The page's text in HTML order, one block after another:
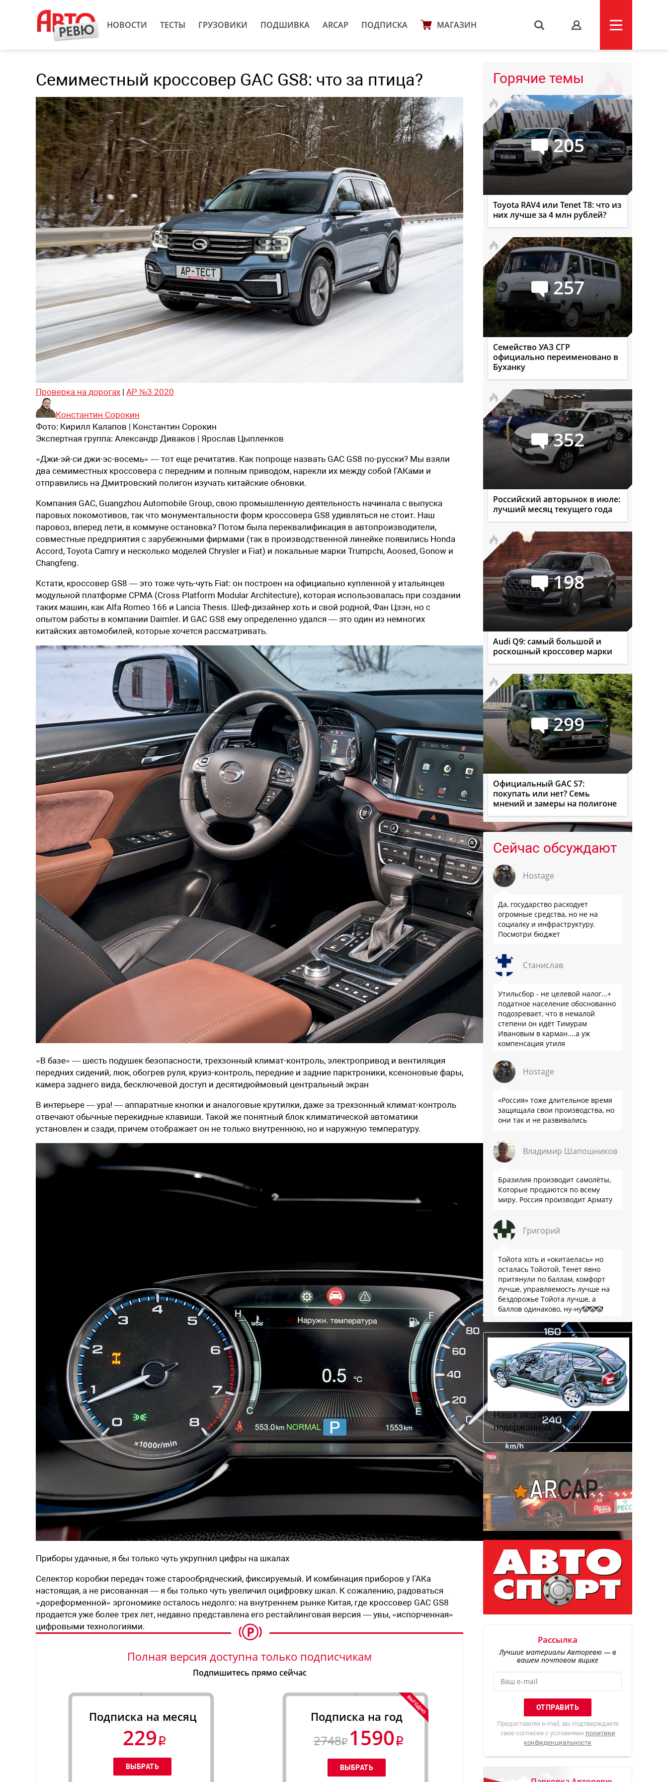
НОВОСТИ ТЕСТЫ ГРУЗОВИКИ ПОДШИВКА ARCAP ПОДПИСКА МАГАЗИН s
Семиместный кроссовер GAC GS8: что за птица?
Проверка на дорогах | АР №3 2020
Константин Сорокин
Фото: Кирилл Калапов | Константин Сорокин
Экспертная группа: Александр Диваков | Ярослав Цыпленков
«Джи-эй-си джи-эс-восемь» — тот еще речитатив. Как попроще назвать GAC GS8 по-русски? Мы взяли
два семиместных кроссовера с передним и полным приводом, нарекли их между собой ГАКами и
отправились на Дмитровский полигон изучать китайские обновки.
Компания GAC, Guangzhou Automobile Group, свою промышленную деятельность начинала с выпуска
паровых локомотивов, так что монументальности форм кроссовера GS8 удивляться не стоит. Наш
паровоз, вперед лети, в коммуне остановка? Потом была переквалификация в автопроизводители,
совместные предприятия с зарубежными фирмами (так в производственной линейке появились Honda
Accord, Toyota Camry и несколько моделей Chrysler и Fiat) и локальные марки Trumpchi, Aoosed, Gonow и
Changfeng.
Кстати, кроссовер GS8 — это тоже чуть-чуть Fiat: он построен на официально купленной у итальянцев
модульной платформе CPMA (Cross Platform Modular Architecture), которая использовалась при создании
таких машин, как Alfa Romeo 166 и Lancia Thesis. Шеф-дизайнер хоть и свой родной, Фан Цзэн, но с
опытом работы в компании Daimler. И GAC GS8 ему определенно удался — это один из немногих
китайских автомобилей, которые хочется рассматривать.
«В базе» — шесть подушек безопасности, трехзонный климат-контроль, электропривод и вентиляция
передних сидений, люк, обогрев руля, круиз-контроль, передние и задние парктроники, ксеноновые фары,
камера заднего вида, бесключевой доступ и десятидюймовый центральный экран
В интерьере — ура! — аппаратные кнопки и аналоговые крутилки, даже за трехзонный климат-контроль
отвечают обычные перекидные клавиши. Такой же понятный блок климатической автоматики
установлен и сзади, причем отображает он не только внутреннюю, но и наружную температуру.
Приборы удачные, я бы только чуть укрупнил цифры на шкалах
Селектор коробки передач тоже старообрядческий, фиксируемый. И комбинация приборов у ГАКа
настоящая, а не рисованная — я бы только чуть увеличил оцифровку шкал. К сожалению, радоваться
«дореформенной» эргономике осталось недолго: на внутреннем рынке Китая, где кроссовер GAC GS8
продается уже более трех лет, недавно представлена его рестайлинговая версия — увы, «испорченная»
цифровыми технологиями.
Полная версия доступна только подписчикам
Подпишитесь прямо сейчас
Подписка на месяц
229
Подписка на год
2748 1590
Горячие темы
205
Toyota RAV4 или Tenet T8: что из
них лучше за 4 млн рублей?
257
Семейство УАЗ СГР
официально переименовано в
Буханку
352
Российский авторынок в июле:
лучший месяц текущего года
198
Audi Q9: самый большой и
роскошный кроссовер марки
299
Официальный GAC S7:
покупать или нет? Семь
мнений и замеры на полигоне
Сейчас обсуждают
Hostage
Да, государство расходует
огромные средства, но не на
социалку и инфраструктуру.
Посмотри бюджет
Станислав
Утильсбор - не целевой налог...+
податное население обоснованно
подозревает, что в немалой
степени он идёт Тимурам
Ивановым в карман....а уж
компенсация утиля
что прям эталон коррупции
Hostage
«Россия» тоже длительное время
защищала свои производства, но
они так и не развивались
Владимир Шапошников
Бразилия производит самолёты,
Которые продаются по всему
миру. Россия производит Армату
Григорий
Тойота хоть и «окитаелась» но
осталась Тойотой, Тенет явно
притянули по баллам, комфорт
лучше, управляемость лучше на
бездорожье Тойота лучше, а
баллов одинаково, ну-ну🤡🤡🤡
Наша экспертиза
подержанных автомобилей
Рассылка
Лучшие материалы Авторевю — в
вашем почтовом ящике
Предоставляя e-mail, вы подтверждаете
свое согласие с условиями политики
конфиденциальности